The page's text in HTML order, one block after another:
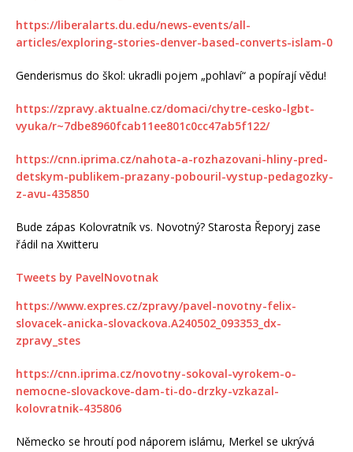
https://liberalarts.du.edu/news-events/all-
articles/exploring-stories-denver-based-converts-islam-0
Genderismus do škol: ukradli pojem „pohlaví“ a popírají vědu!
https://zpravy.aktualne.cz/domaci/chytre-cesko-lgbt-
vyuka/r~7dbe8960fcab11ee801c0cc47ab5f122/
https://cnn.iprima.cz/nahota-a-rozhazovani-hliny-pred-
detskym-publikem-prazany-pobouril-vystup-pedagozky-
z-avu-435850
Bude zápas Kolovratník vs. Novotný? Starosta Řeporyj zase
řádil na Xwitteru
Tweets by PavelNovotnak
https://www.expres.cz/zpravy/pavel-novotny-felix-
slovacek-anicka-slovackova.A240502_093353_dx-
zpravy_stes
https://cnn.iprima.cz/novotny-sokoval-vyrokem-o-
nemocne-slovackove-dam-ti-do-drzky-vzkazal-
kolovratnik-435806
Německo se hroutí pod náporem islámu, Merkel se ukrývá